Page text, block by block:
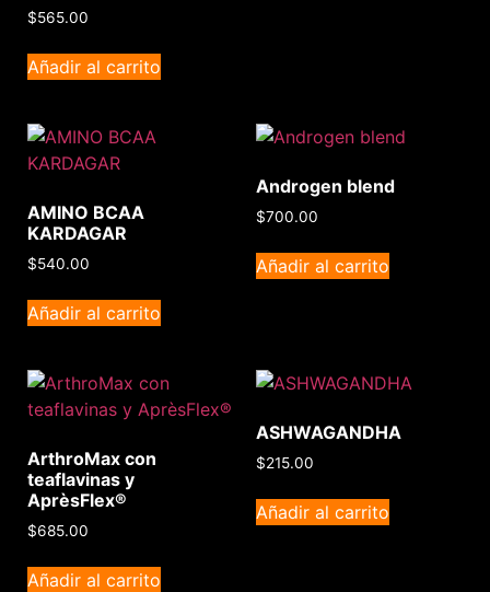
$565.00
Añadir al carrito
AMINO BCAA
KARDAGAR
$540.00
Añadir al carrito
Androgen blend
$700.00
Añadir al carrito
ArthroMax con
teaflavinas y
AprèsFlex®
$685.00
Añadir al carrito
ASHWAGANDHA
$215.00
Añadir al carrito